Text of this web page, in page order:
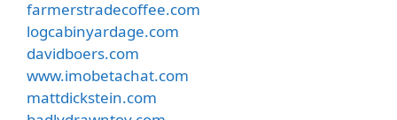
farmerstradecoffee.com
logcabinyardage.com
davidboers.com
www.imobetachat.com
mattdickstein.com